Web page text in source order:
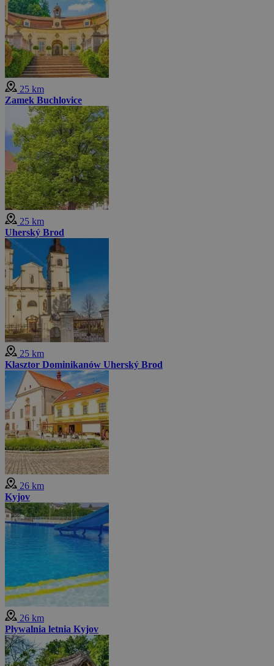
25 km
Zamek Buchlovice
25 km
Uherský Brod
25 km
Klasztor Dominikanów Uherský Brod
26 km
Kyjov
26 km
Pływalnia letnia Kyjov